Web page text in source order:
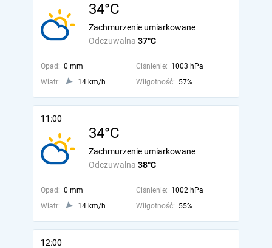
34°C
Odczuwalna 37°C
Zachmurzenie umiarkowane
Opad: 0 mm Ciśnienie: 1003 hPa
Wiatr:
14 km/h Wilgotność: 57%
11:00
34°C
Odczuwalna 38°C
Zachmurzenie umiarkowane
Opad: 0 mm Ciśnienie: 1002 hPa
Wiatr:
14 km/h Wilgotność: 55%
12:00